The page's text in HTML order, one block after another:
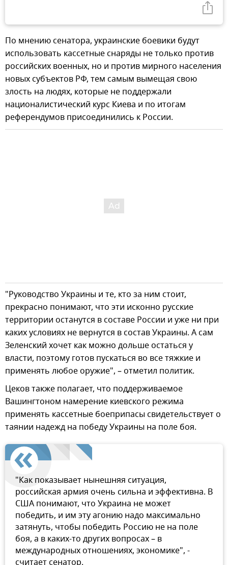
По мнению сенатора, украинские боевики будут
использовать кассетные снаряды не только против
российских военных, но и против мирного населения
новых субъектов РФ, тем самым вымещая свою
злость на людях, которые не поддержали
националистический курс Киева и по итогам
референдумов присоединились к России.
"Руководство Украины и те, кто за ним стоит,
прекрасно понимают, что эти исконно русские
территории останутся в составе России и уже ни при
каких условиях не вернутся в состав Украины. А сам
Зеленский хочет как можно дольше остаться у
власти, поэтому готов пускаться во все тяжкие и
применять любое оружие", – отметил политик.
Цеков также полагает, что поддерживаемое
Вашингтоном намерение киевского режима
применять кассетные боеприпасы свидетельствует о
таянии надежд на победу Украины на поле боя.
"Как показывает нынешняя ситуация,
российская армия очень сильна и эффективна. В
США понимают, что Украина не может
победить, и им эту агонию надо максимально
затянуть, чтобы победить Россию не на поле
боя, а в каких-то других вопросах – в
международных отношениях, экономике", -
считает сенатор.